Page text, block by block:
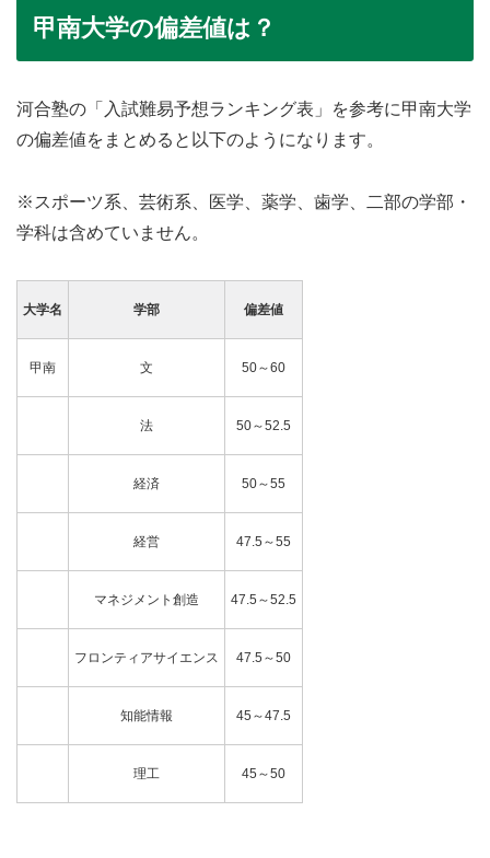
甲南大学の偏差値は？
河合塾の「入試難易予想ランキング表」を参考に甲南大学
の偏差値をまとめると以下のようになります。
※スポーツ系、芸術系、医学、薬学、歯学、二部の学部・
学科は含めていません。
大学名 学部 偏差値
甲南 文 50～60
法 50～52.5
経済 50～55
経営 47.5～55
マネジメント創造 47.5～52.5
フロンティアサイエンス 47.5～50
知能情報 45～47.5
理工 45～50